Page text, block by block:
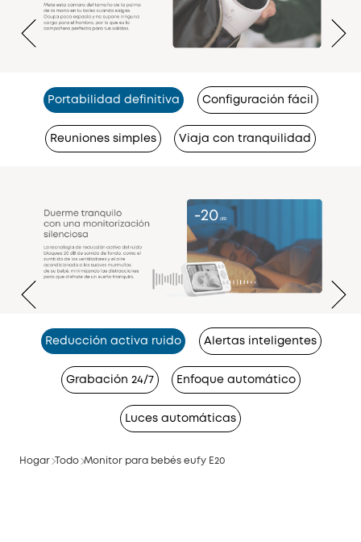
Portabilidad definitiva Configuración fácil
Reuniones simples Viaja con tranquilidad
Reducción activa ruido Alertas inteligentes
Grabación 24/7 Enfoque automático
Luces automáticas
Hogar Todo Monitor para bebés eufy E20